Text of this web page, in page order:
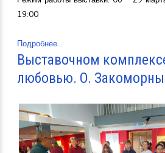
19:00
Подробнее...
Выставочном
любовью. О.